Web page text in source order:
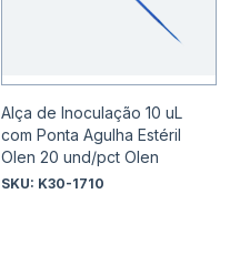
Alça de Inoculação 10 uL
com Ponta Agulha Estéril
Olen 20 und/pct Olen
SKU: K30-1710